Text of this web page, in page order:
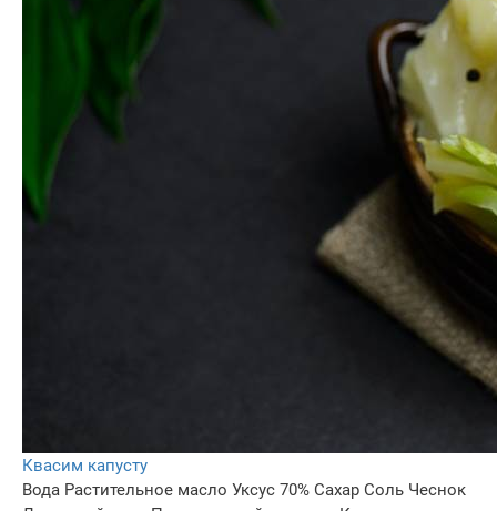
Квасим капусту
Вода Растительное масло Уксус 70% Сахар Соль Чеснок